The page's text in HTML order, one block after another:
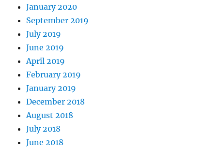
January 2020
September 2019
July 2019
June 2019
April 2019
February 2019
January 2019
December 2018
August 2018
July 2018
June 2018